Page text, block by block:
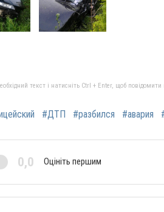
текст і натисніть Ctrl + Enter, щоб повідомити
#ДТП #разбился #авария
0,0 Оцініть першим